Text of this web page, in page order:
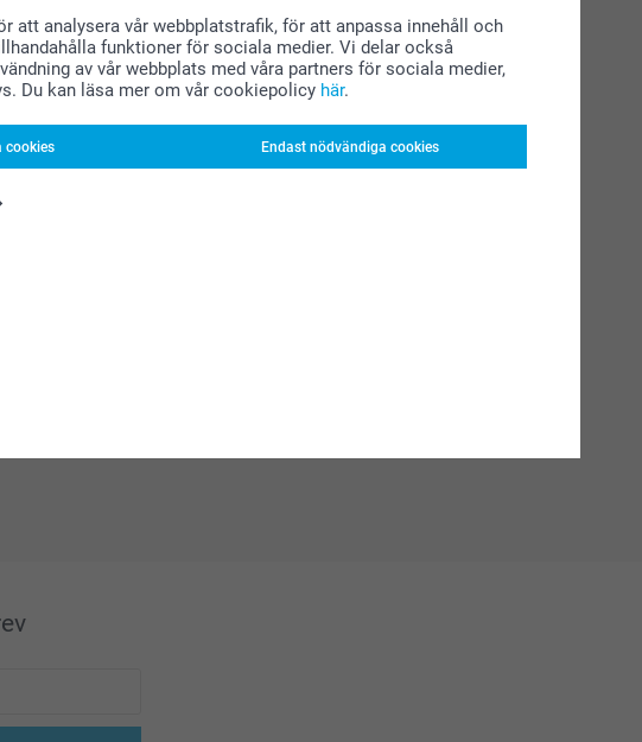
att analysera vår webbplatstrafik, för att anpassa innehåll och
funktioner för sociala medier. Vi delar också
av vår webbplats med våra partners för sociala medier,
Du kan läsa mer om vår cookiepolicy här.
cookies Endast nödvändiga cookies